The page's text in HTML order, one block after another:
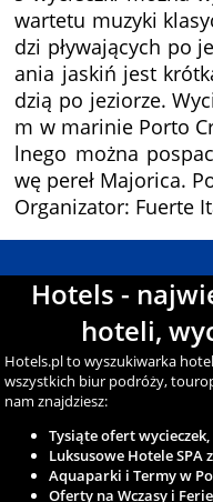
wartetu muzyki
dzi pływających po
ania jaskiń jest
dzią po jeziorze.
m w marinie Porto
lnego można
wę pereł Majorica.
Organizator: Fuerte
Hotels -
hoteli,
Hotels.pl to wyszukiwarka
wszystkich biur podróży,
nam znajdziesz:
Tysiąte ofert
Luksusowe Hotele SPA
Aquaparki i Termy w
Oferty na Wczasy i